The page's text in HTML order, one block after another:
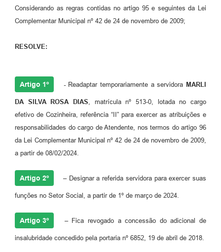
Considerando as regras contidas no artigo 95 e seguintes da Lei
Complementar Municipal nº 42 de 24 de novembro de 2009;
RESOLVE:
Artigo 1º - Readaptar temporariamente a servidora MARLI
DA SILVA ROSA DIAS , matrícula nº 513-0, lotada no cargo
efetivo de Cozinheira, referência “II” para exercer as atribuições e
responsabilidades do cargo de Atendente, nos termos do artigo 96
da Lei Complementar Municipal nº 42 de 24 de novembro de 2009,
a partir de 08/02/2024.
Artigo 2º – Designar a referida servidora para exercer suas
funções no Setor Social, a partir de 1º de março de 2024.
Artigo 3º – Fica revogado a concessão do adicional de
insalubridade concedido pela portaria nº 6852, 19 de abril de 2018.